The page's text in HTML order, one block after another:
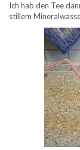
Ich hab den Tee
stillem